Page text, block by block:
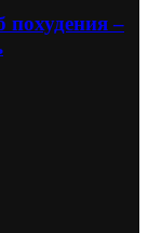
похудения –